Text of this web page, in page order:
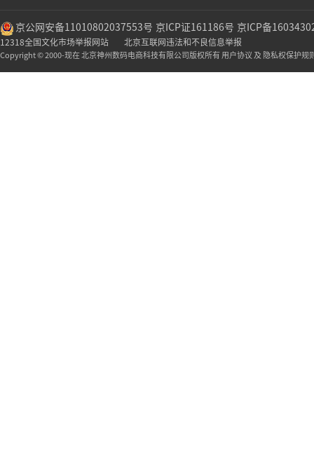
京公网安备11010802037553号 京ICP证161186号 京ICP备
12318全国文化市场举报网站 北京互联网违法和不良信息举报
Copyright © 2000-现在 北京神州数码电商科技有限公司版权所有 用户协议 及 隐私权保护规